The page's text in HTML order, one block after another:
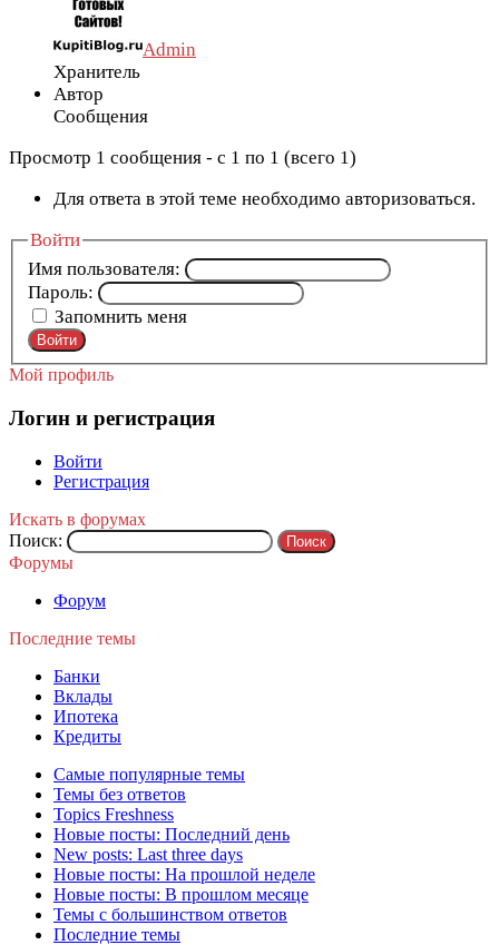
Admin
Хранитель
Автор
Сообщения
Просмотр 1 сообщения - с 1 по 1 (всего 1)
Для ответа в этой теме необходимо авторизоваться.
Войти
Имя пользователя:
Пароль:
Запомнить меня
Войти
Мой профиль
Логин и регистрация
Войти
Регистрация
Искать в форумах
Поиск:
Форумы
Форум
Последние темы
Банки
Вклады
Ипотека
Кредиты
Самые популярные темы
Темы без ответов
Topics Freshness
Новые посты: Последний день
New posts: Last three days
Новые посты: На прошлой неделе
Новые посты: В прошлом месяце
Темы с большинством ответов
Последние темы